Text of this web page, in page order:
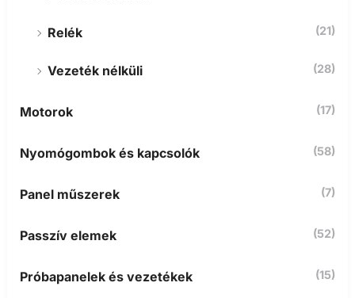
Relék (21)
Vezeték nélküli (28)
Motorok (17)
Nyomógombok és kapcsolók (58)
Panel műszerek (7)
Passzív elemek (52)
Próbapanelek és vezetékek (15)